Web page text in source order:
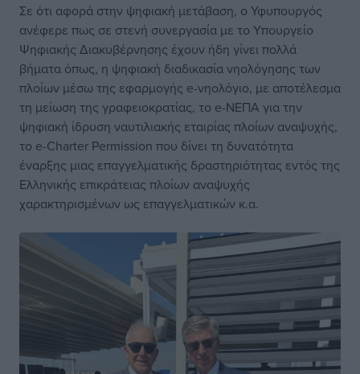
Σε ότι αφορά στην ψηφιακή μετάβαση, ο Υφυπουργός
ανέφερε πως σε στενή συνεργασία με το Υπουργείο
Ψηφιακής Διακυβέρνησης έχουν ήδη γίνει πολλά
βήματα όπως, η ψηφιακή διαδικασία νηολόγησης των
πλοίων μέσω της εφαρμογής e-νηολόγιο, με αποτέλεσμα
τη μείωση της γραφειοκρατίας, το e-NEΠA για την
ψηφιακή ίδρυση ναυτιλιακής εταιρίας πλοίων αναψυχής,
το e-Charter Permission που δίνει τη δυνατότητα
έναρξης μιας επαγγελματικής δραστηριότητας εντός της
Ελληνικής επικράτειας πλοίων αναψυχής
χαρακτηρισμένων ως επαγγελματικών κ.α.